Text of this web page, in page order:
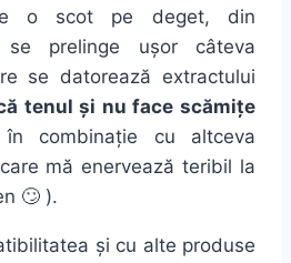
o scot pe deget, din
prelinge ușor
câteva
se datorează extractului
tenulși nu face scămițe
în combinație cu altceva
mă enervează teribil la
🙄 ).
și cu alte produse